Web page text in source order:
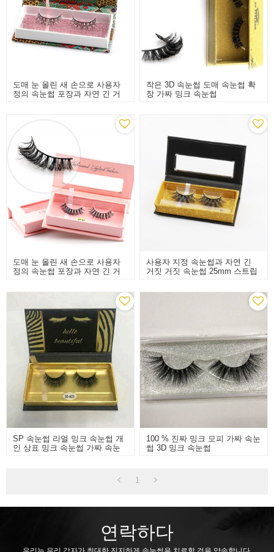
도매 눈 올린 새 손으로 사용자
정의 속눈썹 포장과 자연 긴 거
작은 3D 속눈썹 도매 속눈썹 확
장 가짜 밍크 속눈썹
도매 눈 올린 새 손으로 사용자
정의 속눈썹 포장과 자연 긴 거
사용자 지정 속눈썹과 자연 긴
거짓 거짓 속눈썹 25mm 스트립
SP 속눈썹 리얼 밍크 속눈썹 개
인 상표 밍크 속눈썹 가짜 속눈
100 % 진짜 밍크 모피 가짜 속눈
썹 3D 밍크 속눈썹
1
연락하다